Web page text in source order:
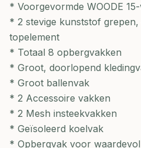
* Voorgevormde WOODE
* 2 stevige kunststof
topelement
* Totaal 8 opbergvakken
* Groot, doorlopend
* Groot ballenvak
* 2 Accessoire vakken
* 2 Mesh insteekvakken
* Geïsoleerd koelvak
* Opbergvak voor